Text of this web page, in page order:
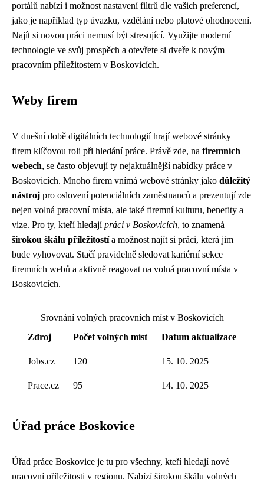
portálů nabízí i možnost nastavení filtrů dle vašich preferencí,
jako je například typ úvazku, vzdělání nebo platové ohodnocení.
Najít si novou práci nemusí být stresující. Využijte moderní
technologie ve svůj prospěch a otevřete si dveře k novým
pracovním příležitostem v Boskovicích.
Weby firem
V dnešní době digitálních technologií hrají webové stránky
firem klíčovou roli při hledání práce. Právě zde, na firemních
webech, se často objevují ty nejaktuálnější nabídky práce v
Boskovicích. Mnoho firem vnímá webové stránky jako důležitý
nástroj pro oslovení potenciálních zaměstnanců a prezentují zde
nejen volná pracovní místa, ale také firemní kulturu, benefity a
vize. Pro ty, kteří hledajípráci v Boskovicích, to znamená
širokou škálu příležitostía možnost najít si práci, která jim
bude vyhovovat. Stačí pravidelně sledovat kariérní sekce
firemních webů a aktivně reagovat na volná pracovní místa v
Boskovicích.
Srovnání volných pracovních míst v Boskovicích
Zdroj
Počet volných míst Datum aktualizace
Jobs.cz 120 15. 10. 2025
Prace.cz 95 14. 10. 2025
Úřad práce Boskovice
Úřad práce Boskovice je tu pro všechny, kteří hledají nové
pracovní příležitosti v regionu. Nabízí širokou škálu volných